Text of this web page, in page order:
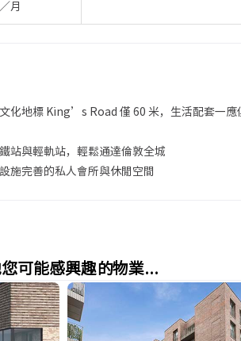
月
化地標 King’s Road 僅 60 米，生活配套一應
站與輕軌站，輕鬆通達倫敦全城
施完善的私人會所與休閒空間
可能感興趣的物業...